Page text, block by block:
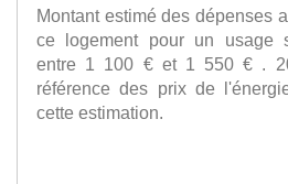
Montant estimé des dépenses
ce logement pour un usage
entre 1 100 € et 1 550 € .
référence des prix de
cette estimation.